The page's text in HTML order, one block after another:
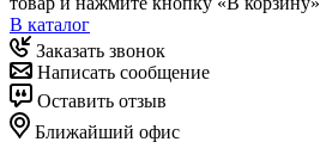
В каталог
Заказать звонок
Написать сообщение
Оставить отзыв
Ближайший офис